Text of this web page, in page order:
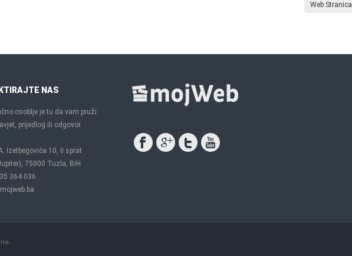
Web Stranica
NAS
osoblje je tu da vam pruži
prijedlog ili odgovor.
Izetbegovića 10, II sprat
75000 Tuzla, BiH
364 036